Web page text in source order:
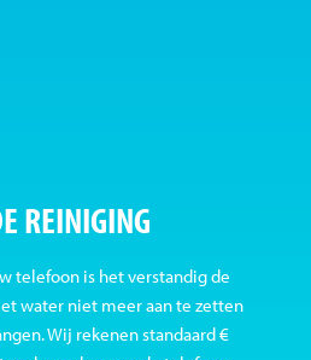
REINIGING
telefoon is het verstandig de
water niet meer aan te zetten
Wij rekenen standaard €